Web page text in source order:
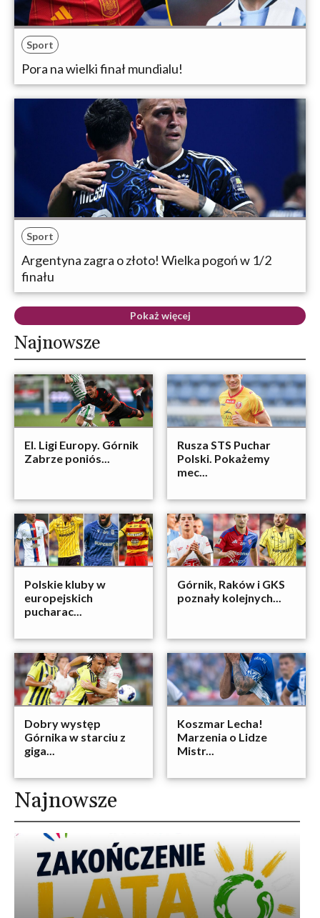
Sport
Pora na wielki finał mundialu!
Sport
Argentyna zagra o złoto! Wielka pogoń w 1/2
finału
Pokaż więcej
Najnowsze
El. Ligi Europy. Górnik
Zabrze poniós...
Rusza STS Puchar
Polski. Pokażemy
mec...
Polskie kluby w
europejskich
pucharac...
Górnik, Raków i GKS
poznały kolejnych...
Dobry występ
Górnika w starciu z
giga...
Koszmar Lecha!
Marzenia o Lidze
Mistr...
Najnowsze